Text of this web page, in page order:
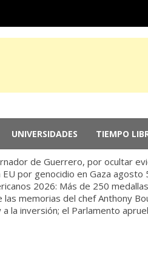
UNIVERSIDADES TIEMPO
de Guerrero, por ocultar
por genocidio en Gaza agosto
2026: Más de 250
las memorias del chef Anthony
la inversión; el Parlamento